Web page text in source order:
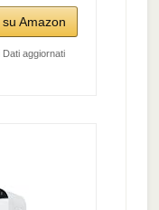
Amazon
aggiornati